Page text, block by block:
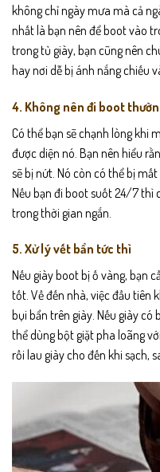
không chỉ ngày mưa mà cả
nhất là bạn nên để boot vào
trong tủ giày, bạn cũng nên
hay nơi dễ bị ánh nắng chiếu
4. Không nên đi boot
Có thể bạn sẽ chạnh lòng khi
được diện nó. Bạn nên hiểu
sẽ bị nứt. Nó còn có thể bị
Nếu bạn đi boot suốt 24/7 thì
trong thời gian ngắn.
5. Xử lý vết bẩn tức thì
Nếu giày boot bị ố vàng, bạn
tốt. Về đến nhà, việc đầu tiên
bụi bẩn trên giày. Nếu giày có
thể dùng bột giặt pha loãng
rồi lau giày cho đến khi sạch,